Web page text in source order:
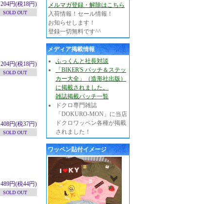
204円(税18円)
SOLD OUT
204円(税18円)
SOLD OUT
408円(税37円)
SOLD OUT
489円(税44円)
SOLD OUT
メルマガ登録・解除はこちら
入荷情報！セール情報！
お知らせします！
登録一切無料です^^
メディア掲載情報
ふっくんと社長対談
「BIKER'S パッチ＆ステッ
カー大全」（造形社出版）
に掲載されました。
雑誌掲載パッチ一覧
ドクロ専門雑誌
「DOKURO-MON」に当店
ドクロワッペン各種が掲載
されました！
ワッペン貼付イメージ